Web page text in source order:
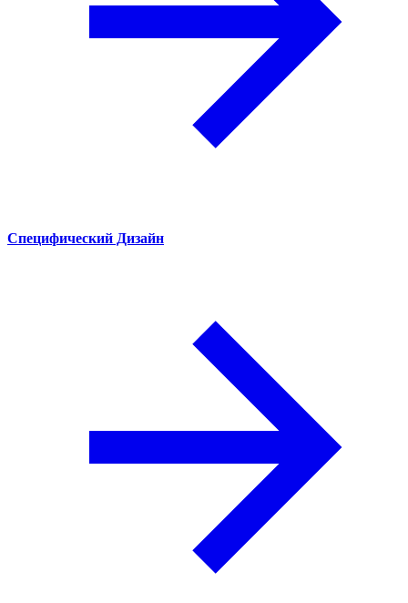
Специфический Дизайн